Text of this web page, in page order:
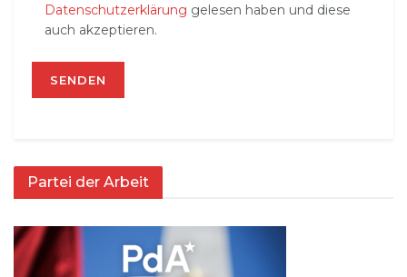
Datenschutzerklärung gelesen haben und diese
auch akzeptieren.
Partei der Arbeit